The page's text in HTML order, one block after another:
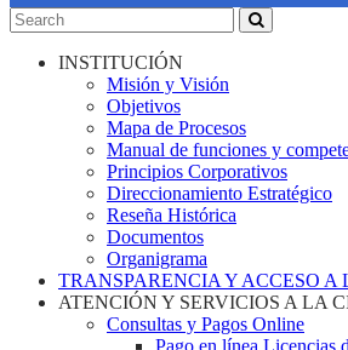
INSTITUCIÓN
Misión y Visión
Objetivos
Mapa de Procesos
Manual de funciones y
Principios Corporativos
Direccionamiento Estratégico
Reseña Histórica
Documentos
Organigrama
TRANSPARENCIA Y ACCESO
ATENCIÓN Y SERVICIOS A LA
Consultas y Pagos Online
Pago en línea Licencias